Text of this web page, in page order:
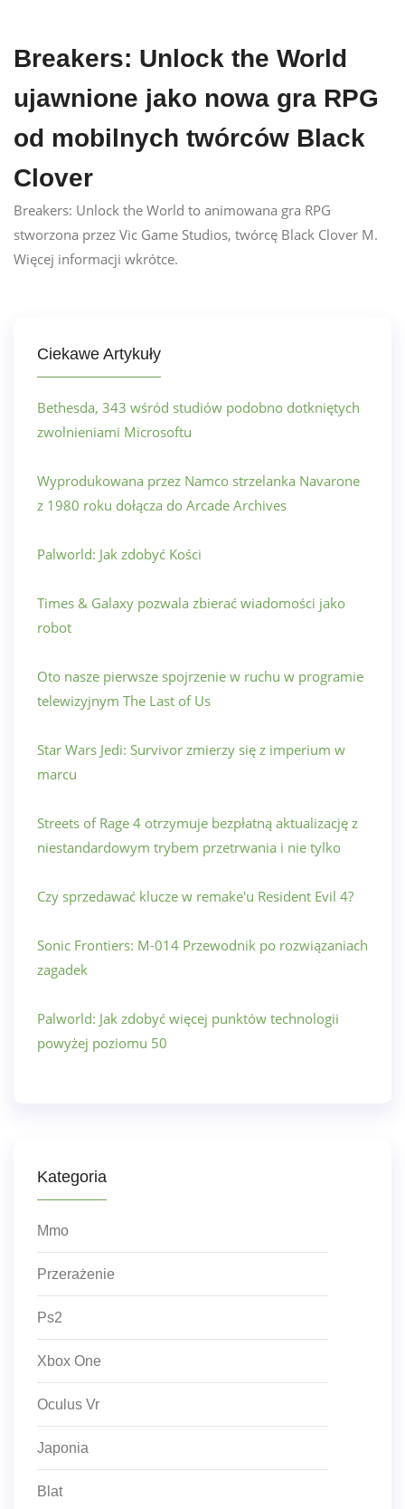
Breakers: Unlock the World
ujawnione jako nowa gra RPG
od mobilnych twórców Black
Clover
Breakers: Unlock the World to animowana gra RPG
stworzona przez Vic Game Studios, twórcę Black Clover M.
Więcej informacji wkrótce.
Ciekawe Artykuły
Bethesda, 343 wśród studiów podobno dotkniętych
zwolnieniami Microsoftu
Wyprodukowana przez Namco strzelanka Navarone
z 1980 roku dołącza do Arcade Archives
Palworld: Jak zdobyć Kości
Times & Galaxy pozwala zbierać wiadomości jako
robot
Oto nasze pierwsze spojrzenie w ruchu w programie
telewizyjnym The Last of Us
Star Wars Jedi: Survivor zmierzy się z imperium w
marcu
Streets of Rage 4 otrzymuje bezpłatną aktualizację z
niestandardowym trybem przetrwania i nie tylko
Czy sprzedawać klucze w remake'u Resident Evil 4?
Sonic Frontiers: M-014 Przewodnik po rozwiązaniach
zagadek
Palworld: Jak zdobyć więcej punktów technologii
powyżej poziomu 50
Kategoria
Mmo
Przerażenie
Ps2
Xbox One
Oculus Vr
Japonia
Blat